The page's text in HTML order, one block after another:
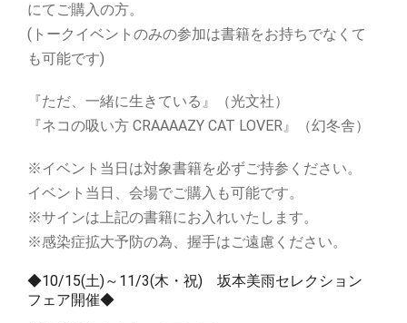
にてご購入の方。
(トークイベントのみの参加は書籍をお持ちでなくて
も可能です)
『ただ、一緒に生きている』（光文社）
『ネコの吸い方 CRAAAAZY CAT LOVER』（幻冬舎）
※イベント当日は対象書籍を必ずご持参ください。
イベント当日、会場でご購入も可能です。
※サインは上記の書籍にお入れいたします。
※感染症拡大予防の為、握手はご遠慮ください。
◆10/15(土)～11/3(木・祝) 坂本美雨セレクション
フェア開催◆